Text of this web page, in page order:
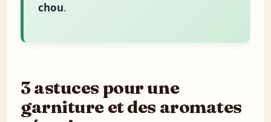
chou.
3 astuces pour une
garniture et des aromates